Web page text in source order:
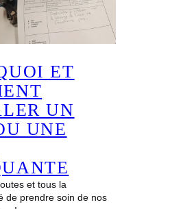
ET
UN
UNE
et tous la
de prendre soin de nos